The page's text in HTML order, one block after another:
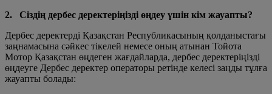
2. Сіздің дербес деректеріңізді өңдеу үшін кім жауапты?
Дербес деректерді Қазақстан Республикасының қолданыстағы
заңнамасына сәйкес тікелей немесе оның атынан Тойота
Мотор Қазақстан өңдеген жағдайларда, дербес деректеріңізді
өңдеуге Дербес деректер операторы ретінде келесі заңды тұлға
жауапты болады: